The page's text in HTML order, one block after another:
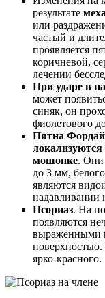
результате
или
частый и
проявляется
коричневой,
лечении
При ударе в
может
синяк, он
фиолетового
Пятна
локализуются
мошонке. Они
до 3 мм,
являются
надавливании
Псориаз. На
появляются
выраженными
поверхностью.
ярко-красного.